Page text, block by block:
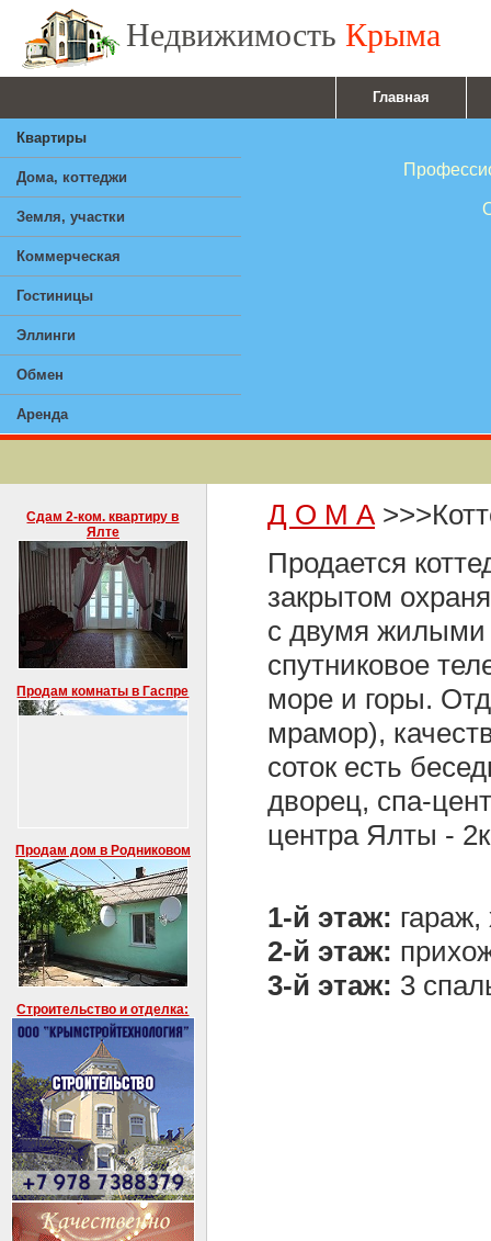
Недвижимость Крыма
Главная
Квартиры
Дома, коттеджи
Земля, участки
Коммерческая
Гостиницы
Эллинги
Обмен
Аренда
Сдам 2-ком. квартиру в
Ялте
Продам комнаты в Гаспре
Продам дом в Родниковом
Строительство и отделка:
Д О М А
Продается
закрытом
с двумя жилыми
спутниковое
море и горы.
мрамор),
соток есть
дворец, спа-
центра Ялты -
1-й этаж:
2-й этаж:
3-й этаж: 3